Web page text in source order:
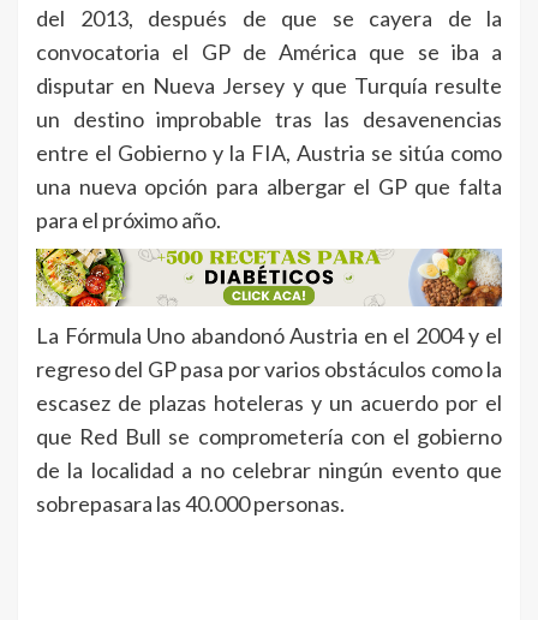
del 2013, después de que se cayera de la
convocatoria el GP de América que se iba a
disputar en Nueva Jersey y que Turquía resulte
un destino improbable tras las desavenencias
entre el Gobierno y la FIA, Austria se sitúa como
una nueva opción para albergar el GP que falta
para el próximo año.
La Fórmula Uno abandonó Austria en el 2004 y el
regreso del GP pasa por varios obstáculos como la
escasez de plazas hoteleras y un acuerdo por el
que Red Bull se comprometería con el gobierno
de la localidad a no celebrar ningún evento que
sobrepasara las 40.000 personas.